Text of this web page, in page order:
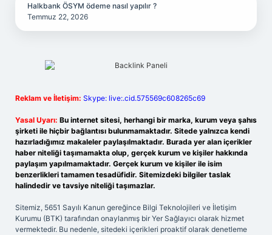
Halkbank ÖSYM ödeme nasıl yapılır ?
Temmuz 22, 2026
Reklam ve İletişim: Skype: live:.cid.575569c608265c69
Yasal Uyarı: Bu internet sitesi, herhangi bir marka, kurum veya şahıs
şirketi ile hiçbir bağlantısı bulunmamaktadır. Sitede yalnızca kendi
hazırladığımız makaleler paylaşılmaktadır. Burada yer alan içerikler
haber niteliği taşımamakta olup, gerçek kurum ve kişiler hakkında
paylaşım yapılmamaktadır. Gerçek kurum ve kişiler ile isim
benzerlikleri tamamen tesadüfidir. Sitemizdeki bilgiler taslak
halindedir ve tavsiye niteliği taşımazlar.
Sitemiz, 5651 Sayılı Kanun gereğince Bilgi Teknolojileri ve İletişim
Kurumu (BTK) tarafından onaylanmış bir Yer Sağlayıcı olarak hizmet
vermektedir. Bu nedenle, sitedeki içerikleri proaktif olarak denetleme